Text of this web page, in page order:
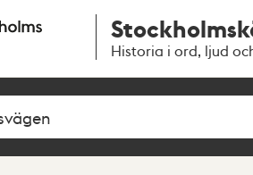
Historia i ord, ljud